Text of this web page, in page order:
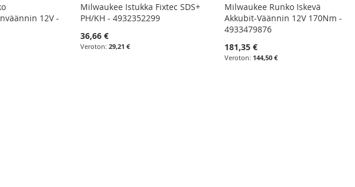
12V -
Milwaukee Istukka Fixtec SDS+
PH/KH - 4932352299
36,66 €
29,21 €
Milwaukee Runko Iskevä
Akkubit-Väännin 12V 170Nm -
4933479876
181,35 €
144,50 €
page